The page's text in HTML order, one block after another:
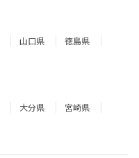
山口県
徳島県
大分県
宮崎県